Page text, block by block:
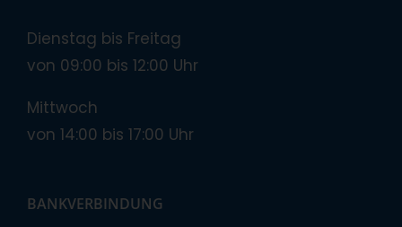
Dienstag bis Freitag
von 09:00 bis 12:00 Uhr
Mittwoch
von 14:00 bis 17:00 Uhr
BANKVERBINDUNG